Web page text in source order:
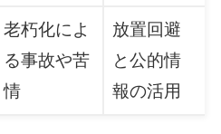
老朽化によ
る事故や苦
情
放置回避
と公的情
報の活用